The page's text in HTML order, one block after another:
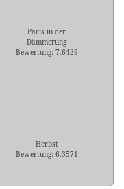
Paris in der
Dämmerung
Bewertung: 7.6429
Herbst
Bewertung: 6.3571